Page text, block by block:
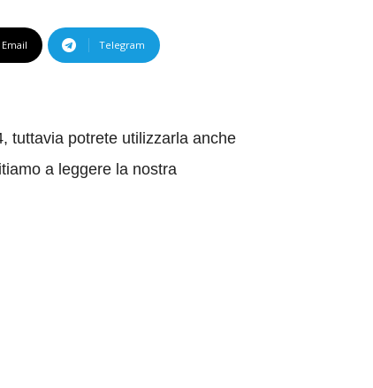
Email Telegram
tuttavia potrete utilizzarla anche
a leggere la nostra